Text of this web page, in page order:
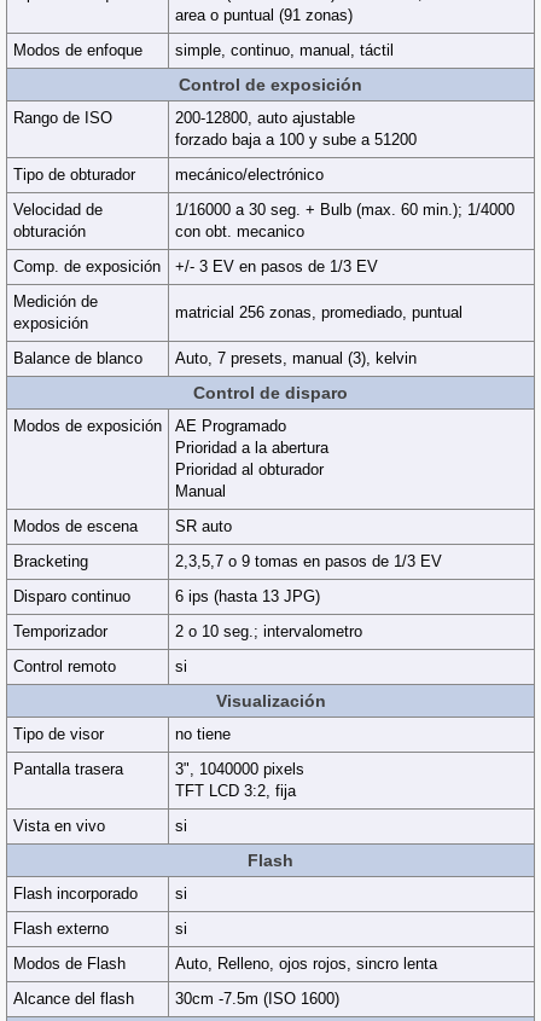
area o puntual (91 zonas)
Modos de enfoque
simple, continuo, manual, táctil
Control de exposición
Rango de ISO
200-12800, auto ajustable
forzado baja a 100 y sube a 51200
Tipo de obturador
mecánico/electrónico
Velocidad de
obturación
1/16000 a 30 seg. + Bulb (max. 60 min.); 1/4000
con obt. mecanico
Comp. de exposición
+/- 3 EV en pasos de 1/3 EV
Medición de
exposición
matricial 256 zonas, promediado, puntual
Balance de blanco Auto, 7 presets, manual (3), kelvin
Control de disparo
Modos de exposición
AE Programado
Prioridad a la abertura
Prioridad al obturador
Manual
Modos de escena
SR auto
Bracketing
2,3,5,7 o 9 tomas en pasos de 1/3 EV
Disparo continuo
6 ips (hasta 13 JPG)
Temporizador
2 o 10 seg.; intervalometro
Control remoto
si
Visualización
Tipo de visor
no tiene
Pantalla trasera
3", 1040000 pixels
TFT LCD 3:2, fija
Vista en vivo
si
Flash
Flash incorporado
si
Flash externo
si
Modos de Flash
Auto, Relleno, ojos rojos, sincro lenta
Alcance del flash
30cm -7.5m (ISO 1600)